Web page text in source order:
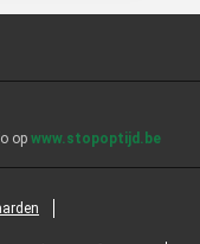
op www.stopoptijd.be